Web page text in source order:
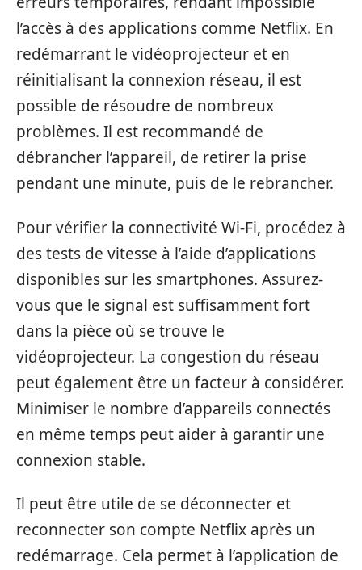
l’accès à des applications comme Netflix. En
redémarrant le vidéoprojecteur et en
réinitialisant la connexion réseau, il est
possible de résoudre de nombreux
problèmes. Il est recommandé de
débrancher l’appareil, de retirer la prise
pendant une minute, puis de le rebrancher.
Pour vérifier la connectivité Wi-Fi, procédez à
des tests de vitesse à l’aide d’applications
disponibles sur les smartphones. Assurez-
vous que le signal est suffisamment fort
dans la pièce où se trouve le
vidéoprojecteur. La congestion du réseau
peut également être un facteur à considérer.
Minimiser le nombre d’appareils connectés
en même temps peut aider à garantir une
connexion stable.
Il peut être utile de se déconnecter et
reconnecter son compte Netflix après un
redémarrage. Cela permet à l’application de